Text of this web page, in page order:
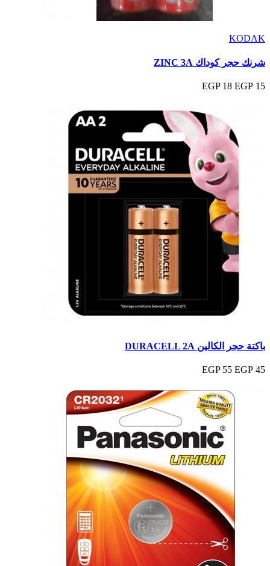
KODAK
شرنك حجر كوداك ZINC 3A
15 EGP
18 EGP
باكتة حجر الكالين DURACELL 2A
45 EGP
55 EGP